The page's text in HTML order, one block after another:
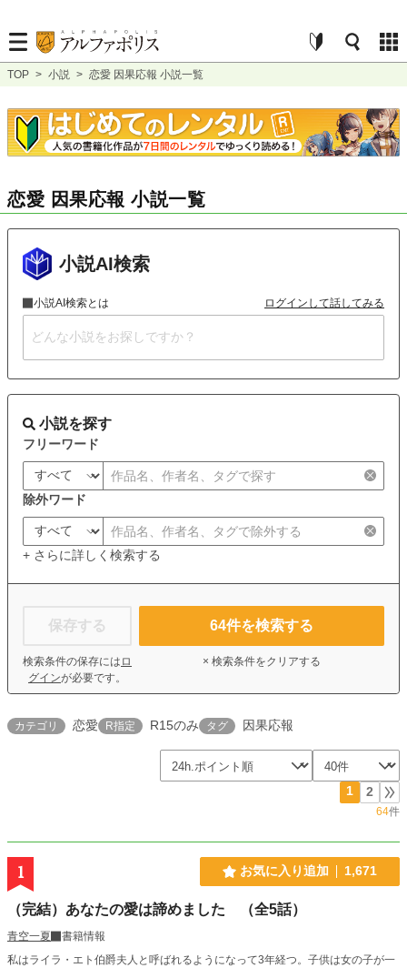
TOP > 小説 > 恋愛 因果応報 小説一覧
恋愛 因果応報 小説一覧
小説AI検索
小説AI検索とは ログインして話してみる
小説を探す
フリーワード
除外ワード
+ さらに詳しく検索する
保存する
検索条件の保存には ロ
グインが必要です。
64件を検索する
× 検索条件をクリアする
カテゴリ 恋愛 R指定 R15のみ タグ 因果応報
1 2
64件
1 お気に入り追加 1,671
（完結）あなたの愛は諦めました （全5話）
青空一夏
書籍情報
私はライラ・エト伯爵夫人と呼ばれるようになって3年経つ。子供は女の子が一